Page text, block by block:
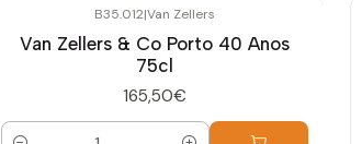
B35.012|Van Zellers
Van Zellers & Co Porto 40 Anos
75cl
165,50€